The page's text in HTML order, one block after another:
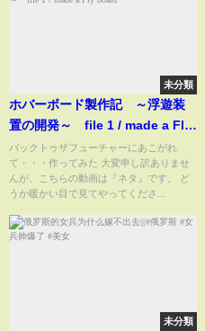
未分類
ホバーボード製作記 ～浮遊装
置の開発～ file 1 / made a Fly
board
バックトゥザフューチャーにあこがれ
て・・・作ってみた 大変申し訳ありませ
んが、こちらの動画は『ネタ』です。 ど
うか暖かい目で見てやってくださ...
未分類